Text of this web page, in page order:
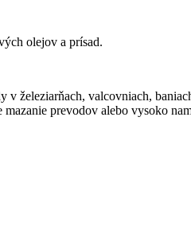
olejov a prísad.
železiarňach, valcovniach,
prevodov alebo vysoko